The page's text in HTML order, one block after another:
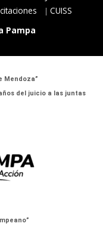
CUISS
Pampa
Mendoza”
del juicio a las juntas